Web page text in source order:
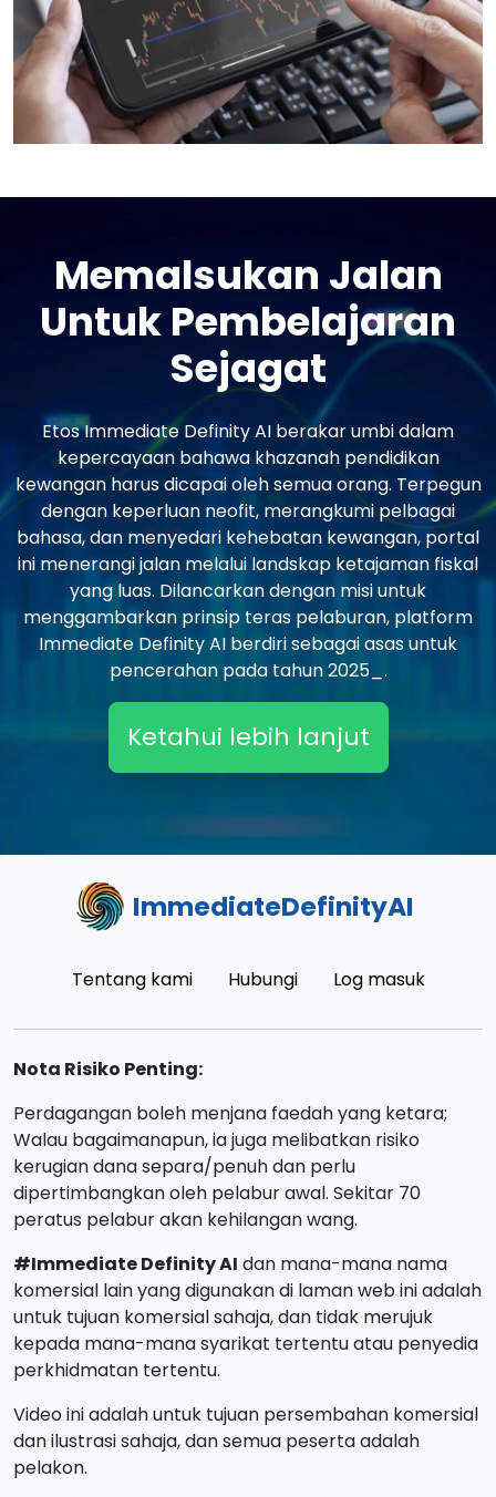
Memalsukan Jalan
Untuk Pembelajaran
Sejagat
Etos Immediate Definity AI berakar umbi dalam
kepercayaan bahawa khazanah pendidikan
kewangan harus dicapai oleh semua orang. Terpegun
dengan keperluan neofit, merangkumi pelbagai
bahasa, dan menyedari kehebatan kewangan, portal
ini menerangi jalan melalui landskap ketajaman fiskal
yang luas. Dilancarkan dengan misi untuk
menggambarkan prinsip teras pelaburan, platform
Immediate Definity AI berdiri sebagai asas untuk
pencerahan pada tahun 2025_.
Ketahui lebih lanjut
ImmediateDefinityAI
Tentang kami Hubungi Log masuk
Nota Risiko Penting:
Perdagangan boleh menjana faedah yang ketara;
Walau bagaimanapun, ia juga melibatkan risiko
kerugian dana separa/penuh dan perlu
dipertimbangkan oleh pelabur awal. Sekitar 70
peratus pelabur akan kehilangan wang.
#Immediate Definity AI dan mana-mana nama
komersial lain yang digunakan di laman web ini adalah
untuk tujuan komersial sahaja, dan tidak merujuk
kepada mana-mana syarikat tertentu atau penyedia
perkhidmatan tertentu.
Video ini adalah untuk tujuan persembahan komersial
dan ilustrasi sahaja, dan semua peserta adalah
pelakon.